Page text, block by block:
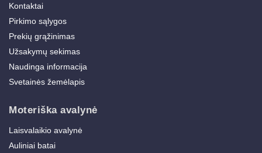
Kontaktai
Pirkimo sąlygos
Prekių grąžinimas
Užsakymų sekimas
Naudinga informacija
Svetainės žemėlapis
Moteriška avalynė
Laisvalaikio avalynė
Auliniai batai